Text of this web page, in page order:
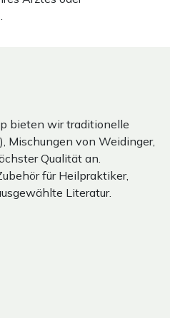
bieten wir traditionelle
Mischungen von Weidinger,
Qualität an.
für Heilpraktiker,
Literatur.